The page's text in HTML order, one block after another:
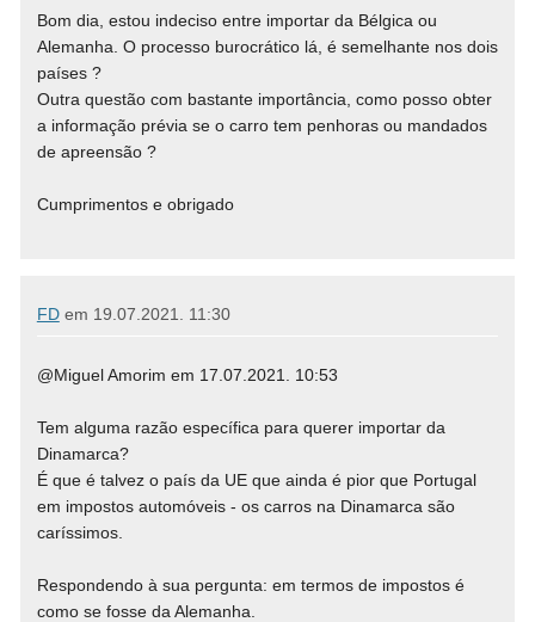
Bom dia, estou indeciso entre importar da Bélgica ou
Alemanha. O processo burocrático lá, é semelhante nos dois
países ?
Outra questão com bastante importância, como posso obter
a informação prévia se o carro tem penhoras ou mandados
de apreensão ?
Cumprimentos e obrigado
FDem 19.07.2021. 11:30
@Miguel Amorim em 17.07.2021. 10:53
Tem alguma razão específica para querer importar da
Dinamarca?
É que é talvez o país da UE que ainda é pior que Portugal
em impostos automóveis - os carros na Dinamarca são
caríssimos.
Respondendo à sua pergunta: em termos de impostos é
como se fosse da Alemanha.